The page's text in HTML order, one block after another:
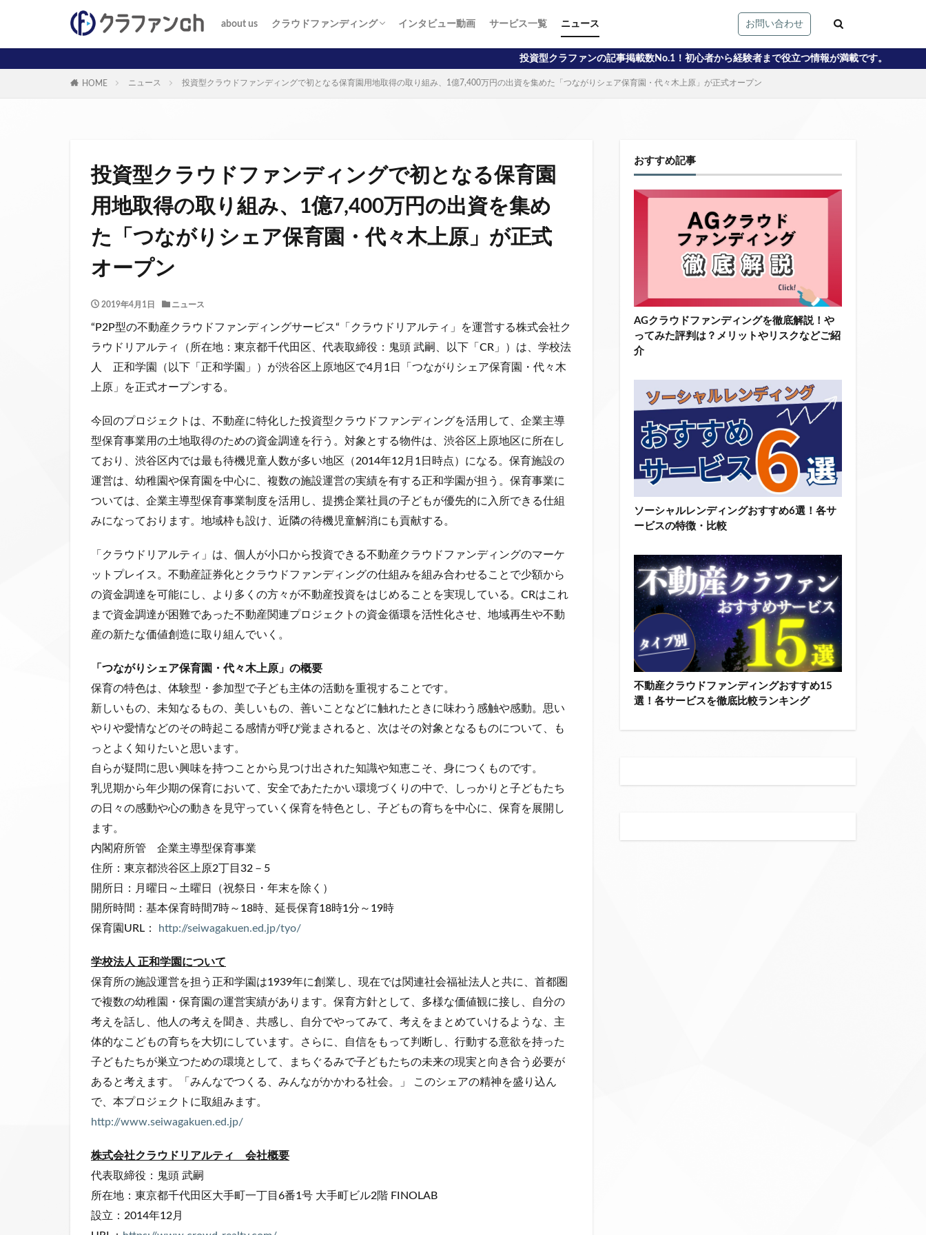
about us クラウドファンディング インタビュー動画 サービス一覧 ニュース お問い合わせ
投資型クラファンの記事掲載数No.1！初心者から経験者まで役立つ情報が満載です。
HOME ニュース 投資型クラウドファンディングで初となる保育園用地取得の取り組み、1億7,400万円の出資を集めた「つながりシェア保育園・代々木上原」が正式オープン
投資型クラウドファンディングで初となる保育園
用地取得の取り組み、1億7,400万円の出資を集め
た「つながりシェア保育園・代々木上原」が正式
オープン
2019年4月1日 ニュース
“P2P型の不動産クラウドファンディングサービス“ 「クラウドリアルティ」を運営する株式会社ク
ラウドリアルティ（所在地：東京都千代田区、代表取締役：鬼頭 武嗣、以下「 CR 」）は、学校法
人 正和学園（以下「正和学園」）が渋谷区上原地区で4月 1 日「つながりシェア保育園・代々木
上原」を正式オープンする。
今回のプロジェクトは、不動産に特化した投資型クラウドファンディングを活用して、企業主導
型保育事業用の土地取得のための資金調達を行う。対象とする物件は、渋谷区上原地区に所在し
ており、渋谷区内では最も待機児童人数が多い地区（2014年12月1日時点）になる。保育施設の
運営は、幼稚園や保育園を中心に、複数の施設運営の実績を有する正和学園が担う。保育事業に
ついては、企業主導型保育事業制度を活用し、提携企業社員の子どもが優先的に入所できる仕組
みになっております。地域枠も設け、近隣の待機児童解消にも貢献する。
「クラウドリアルティ」は、個人が小口から投資できる不動産クラウドファンディングのマーケ
ットプレイス。不動産証券化とクラウドファンディングの仕組みを組み合わせることで少額から
の資金調達を可能にし、より多くの方々が不動産投資をはじめることを実現している。CRはこれ
まで資金調達が困難であった不動産関連プロジェクトの資金循環を活性化させ、地域再生や不動
産の新たな価値創造に取り組んでいく。
「つながりシェア保育園・代々木上原」の概要
保育の特色は、体験型・参加型で子ども主体の活動を重視することです。
新しいもの、未知なるもの、美しいもの、善いことなどに触れたときに味わう感触や感動。思い
やりや愛情などのその時起こる感情が呼び覚まされると、次はその対象となるものについて、も
っとよく知りたいと思います。
自らが疑問に思い興味を持つことから見つけ出された知識や知恵こそ、身につくものです。
乳児期から年少期の保育において、安全であたたかい環境づくりの中で、しっかりと子どもたち
の日々の感動や心の動きを見守っていく保育を特色とし、子どもの育ちを中心に、保育を展開し
ます。
内閣府所管 企業主導型保育事業
住所：東京都渋谷区上原2丁目32－5
開所日：月曜日～土曜日（祝祭日・年末を除く）
開所時間：基本保育時間7時～18時、延長保育18時1分～19時
保育園URL：
http://seiwagakuen.ed.jp/tyo/
学校法人 正和学園について
保育所の施設運営を担う正和学園は1939年に創業し、現在では関連社会福祉法人と共に、首都圏
で複数の幼稚園・保育園の運営実績があります。保育方針として、多様な価値観に接し、自分の
考えを話し、他人の考えを聞き、共感し、自分でやってみて、考えをまとめていけるような、主
体的なこどもの育ちを大切にしています。さらに、自信をもって判断し、行動する意欲を持った
子どもたちが巣立つための環境として、まちぐるみで子どもたちの未来の現実と向き合う必要が
あると考えます。「みんなでつくる、みんながかかわる社会。」 このシェアの精神を盛り込ん
で、本プロジェクトに取組みます。
http://www.seiwagakuen.ed.jp/
株式会社クラウドリアルティ 会社概要
代表取締役：鬼頭 武嗣
所在地：東京都千代田区大手町一丁目6番1号 大手町ビル2階 FINOLAB
設立：2014年12月
おすすめ記事
AGクラウドファンディングを徹底解説！や
ってみた評判は？メリットやリスクなどご紹
介
ソーシャルレンディングおすすめ6選！各サ
ービスの特徴・比較
不動産クラウドファンディングおすすめ15
選！各サービスを徹底比較ランキング